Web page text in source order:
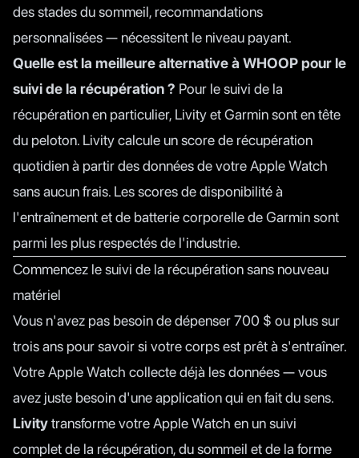
des stades du sommeil, recommandations
personnalisées — nécessitent le niveau payant.
Quelle est la meilleure alternative à WHOOP pour le
suivi de la récupération ? Pour le suivi de la
récupération en particulier, Livityet Garmin sont en tête
du peloton. Livity calcule un score de récupération
quotidien à partir des données de votre Apple Watch
sans aucun frais. Les scores de disponibilité à
l'entraînement et de batterie corporelle de Garmin sont
parmi les plus respectés de l'industrie.
Commencez le suivi de la récupération sans nouveau
matériel
Vous n'avez pas besoin de dépenser 700 $ ou plus sur
trois ans pour savoir si votre corps est prêt à s'entraîner.
Votre Apple Watch collecte déjà les données — vous
avez juste besoin d'une application qui en fait du sens.
Livitytransforme votre Apple Watch en un suivi
complet de la récupération, du sommeil et de la forme